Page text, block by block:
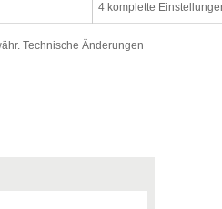
4 komplette
Technische Änderungen